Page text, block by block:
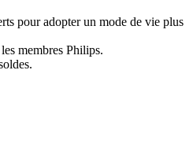
pour adopter un mode de vie plus
membres Philips.